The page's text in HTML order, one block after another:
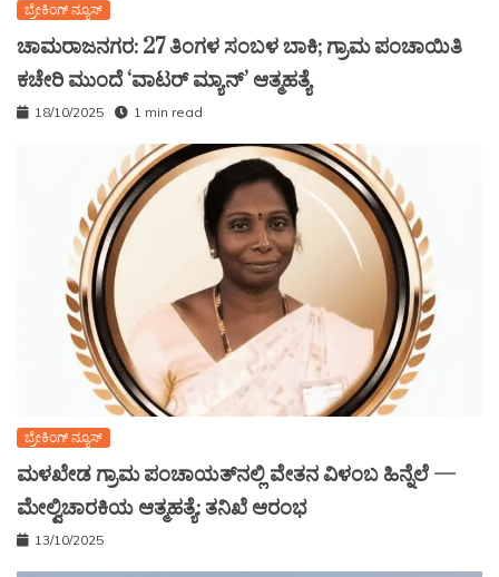
ಬ್ರೇಕಿಂಗ್ ನ್ಯೂಸ್
ಚಾಮರಾಜನಗರ: 27 ತಿಂಗಳ ಸಂಬಳ ಬಾಕಿ; ಗ್ರಾಮ ಪಂಚಾಯಿತಿ
ಕಚೇರಿ ಮುಂದೆ ‘ವಾಟರ್ ಮ್ಯಾನ್’ ಆತ್ಮಹತ್ಯೆ
18/10/2025 1 min read
ಬ್ರೇಕಿಂಗ್ ನ್ಯೂಸ್
ಮಳಖೇಡ ಗ್ರಾಮ ಪಂಚಾಯತ್‌ನಲ್ಲಿ ವೇತನ ವಿಳಂಬ ಹಿನ್ನೆಲೆ —
ಮೇಲ್ವಿಚಾರಕಿಯ ಆತ್ಮಹತ್ಯೆ: ತನಿಖೆ ಆರಂಭ
13/10/2025